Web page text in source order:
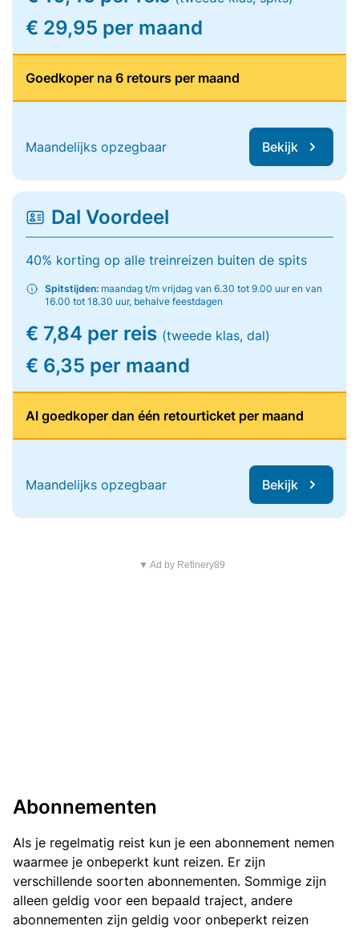
€ 29,95 per maand
Goedkoper na 6 retours per maand
Maandelijks opzegbaar Bekijk
Dal Voordeel
40% korting op alle treinreizen buiten de spits
Spitstijden: maandag t/m vrijdag van 6.30 tot 9.00 uur en van
16.00 tot 18.30 uur, behalve feestdagen
€ 7,84 per reis (tweede klas, dal)
€ 6,35 per maand
Al goedkoper dan één retourticket per maand
Maandelijks opzegbaar Bekijk
▼ Ad by Refinery89
Abonnementen
Als je regelmatig reist kun je een abonnement nemen
waarmee je onbeperkt kunt reizen. Er zijn
verschillende soorten abonnementen. Sommige zijn
alleen geldig voor een bepaald traject, andere
abonnementen zijn geldig voor onbeperkt reizen